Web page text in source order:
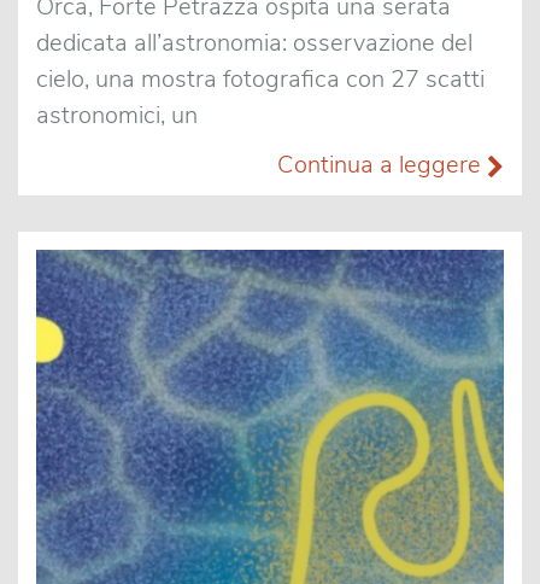
Orca, Forte Petrazza ospita una serata
dedicata all’astronomia: osservazione del
cielo, una mostra fotografica con 27 scatti
astronomici, un
Continua a leggere